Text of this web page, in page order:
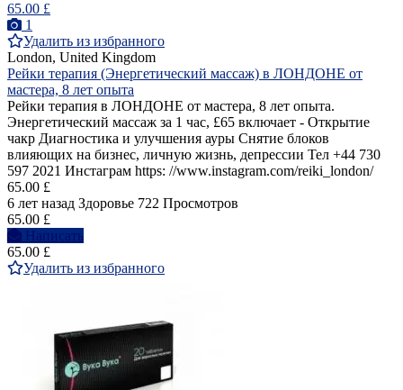
65.00 £
1
Удалить из избранного
London, United Kingdom
Рейки терапия (Энергетический массаж) в ЛОНДОНЕ от
мастера, 8 лет опыта
Рейки терапия в ЛОНДОНЕ от мастера, 8 лет опыта.
Энергетический массаж за 1 час, £65 включает - Открытие
чакр Диагностика и улучшения ауры Снятие блоков
влияющих на бизнес, личную жизнь, депрессии Тел +44 730
597 2021 Инстаграм https: //www.instagram.com/reiki_london/
65.00 £
6 лет назад Здоровье 722 Просмотров
65.00 £
Написать
65.00 £
Удалить из избранного